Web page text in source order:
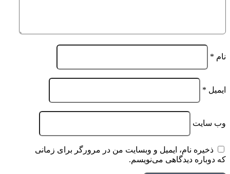
نام *
ایمیل *
وب‌ سایت
ذخیره نام، ایمیل و وبسایت من در مرورگر برای زمانی
که دوباره دیدگاهی می‌نویسم.